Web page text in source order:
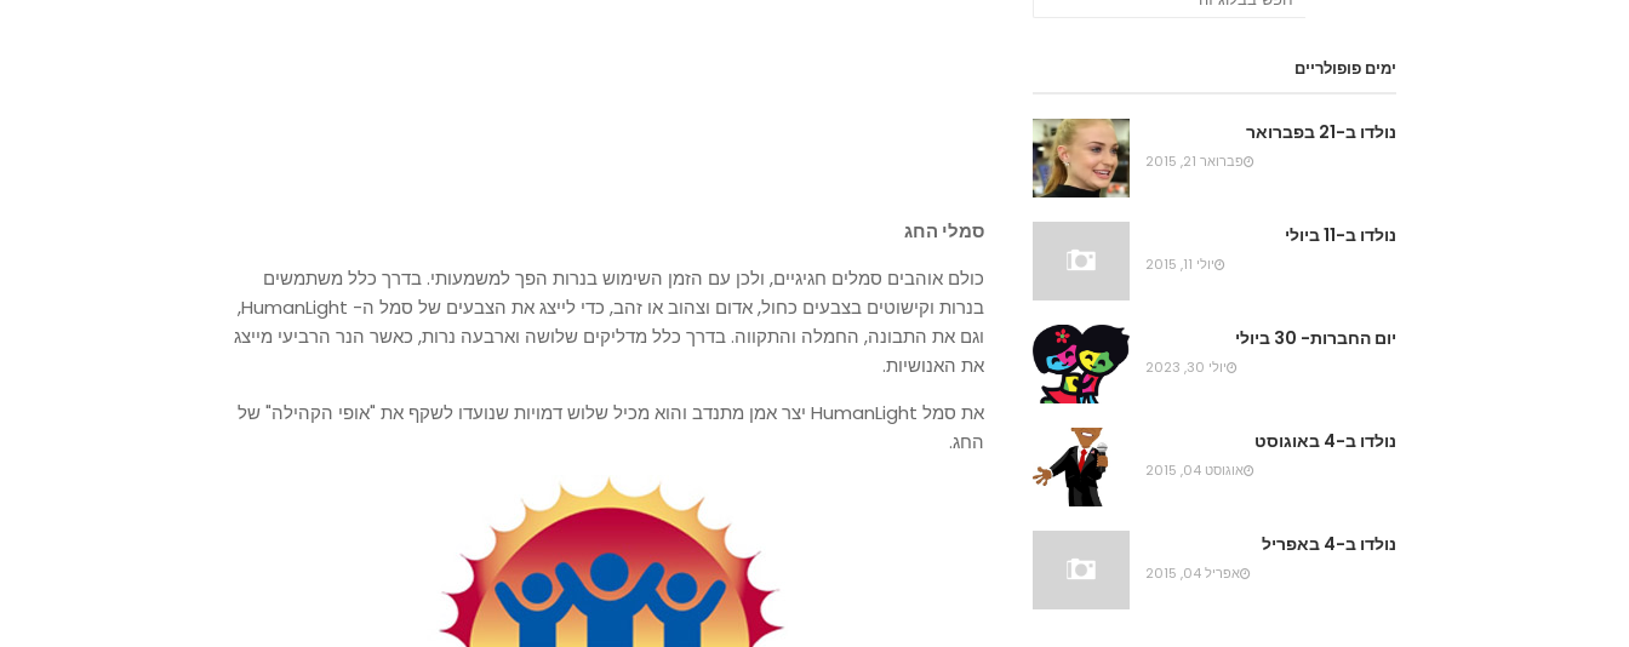
סמלי החג
כולם אוהבים סמלים חגיגיים, ולכן עם הזמן השימוש בנרות הפך למשמעותי. בדרך כלל משתמשים
בנרות וקישוטים בצבעים כחול, אדום וצהוב או זהב, כדי לייצג את הצבעים של סמל ה- HumanLight,
וגם את התבונה, החמלה והתקווה. בדרך כלל מדליקים שלושה וארבעה נרות, כאשר הנר הרביעי מייצג
את האנושיות.
את סמל HumanLight יצר אמן מתנדב והוא מכיל שלוש דמויות שנועדו לשקף את "אופי הקהילה" של
החג.
ימים פופולריים
נולדו ב-21 בפברואר
פברואר 21, 2015
נולדו ב-11 ביולי
יולי 11, 2015
יום החברות- 30 ביולי
יולי 30, 2023
נולדו ב-4 באוגוסט
אוגוסט 04, 2015
נולדו ב-4 באפריל
אפריל 04, 2015